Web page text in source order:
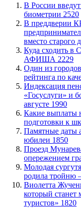
В России
биометрии 2520
​В преддверии
вместо старого
​Куда сходить в
АФИША 2229
Один из
рейтинга по
​Индексация
«Госуслуги» и
августе 1990
Какие выплаты
подготовки к
​Памятные даты
юбилеи 1850
​Проезд
опережением
Молодая
родила тройню
Виолетта
который станет
туристов» 1820